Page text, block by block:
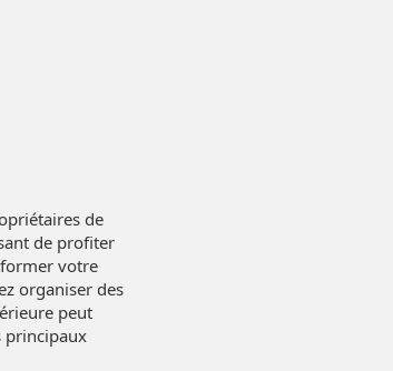
de
de profiter
votre
organiser des
peut
principaux